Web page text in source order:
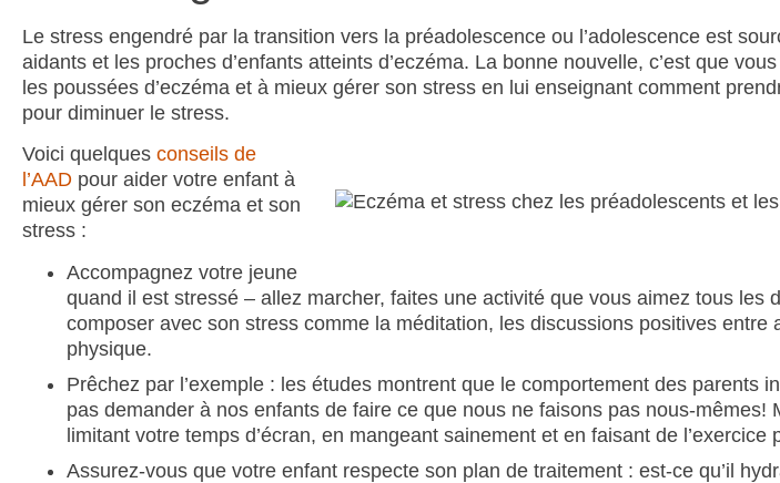
Le stress engendré par la transition vers la préadolescence ou l’adolescence est
aidants et les proches d’enfants atteints d’eczéma. La bonne nouvelle, c’est que
les poussées d’eczéma et à mieux gérer son stress en lui enseignant comment
pour diminuer le stress.
Voici quelques conseils de
l’AAD pour aider votre enfant à
mieux gérer son eczéma et son
stress :
Accompagnez votre jeune
quand il est stressé – allez marcher, faites une activité que vous aimez tous les
composer avec son stress comme la méditation, les discussions positives entre
physique.
Prêchez par l’exemple : les études montrent que le comportement des parents
pas demander à nos enfants de faire ce que nous ne faisons pas nous-mêmes!
limitant votre temps d’écran, en mangeant sainement et en faisant de l’exercice
Assurez-vous que votre enfant respecte son plan de traitement : est-ce qu’il